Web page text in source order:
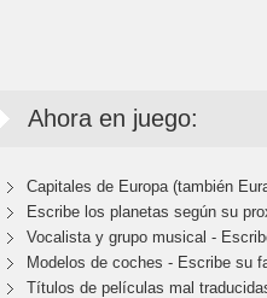
Ahora en juego:
Capitales de Europa (también
Escribe los planetas según su
Vocalista y grupo musical -
Modelos de coches - Escribe su
Títulos de películas mal